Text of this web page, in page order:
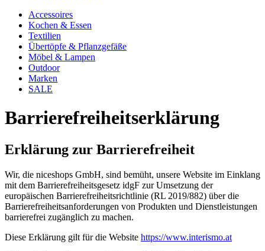
Accessoires
Kochen & Essen
Textilien
Übertöpfe & Pflanzgefäße
Möbel & Lampen
Outdoor
Marken
SALE
Barrierefreiheitserklärung
Erklärung zur Barrierefreiheit
Wir, die niceshops GmbH, sind bemüht, unsere Website im Einklang
mit dem Barrierefreiheitsgesetz idgF zur Umsetzung der
europäischen Barrierefreiheitsrichtlinie (RL 2019/882) über die
Barrierefreiheitsanforderungen von Produkten und Dienstleistungen
barrierefrei zugänglich zu machen.
Diese Erklärung gilt für die Website https://www.interismo.at